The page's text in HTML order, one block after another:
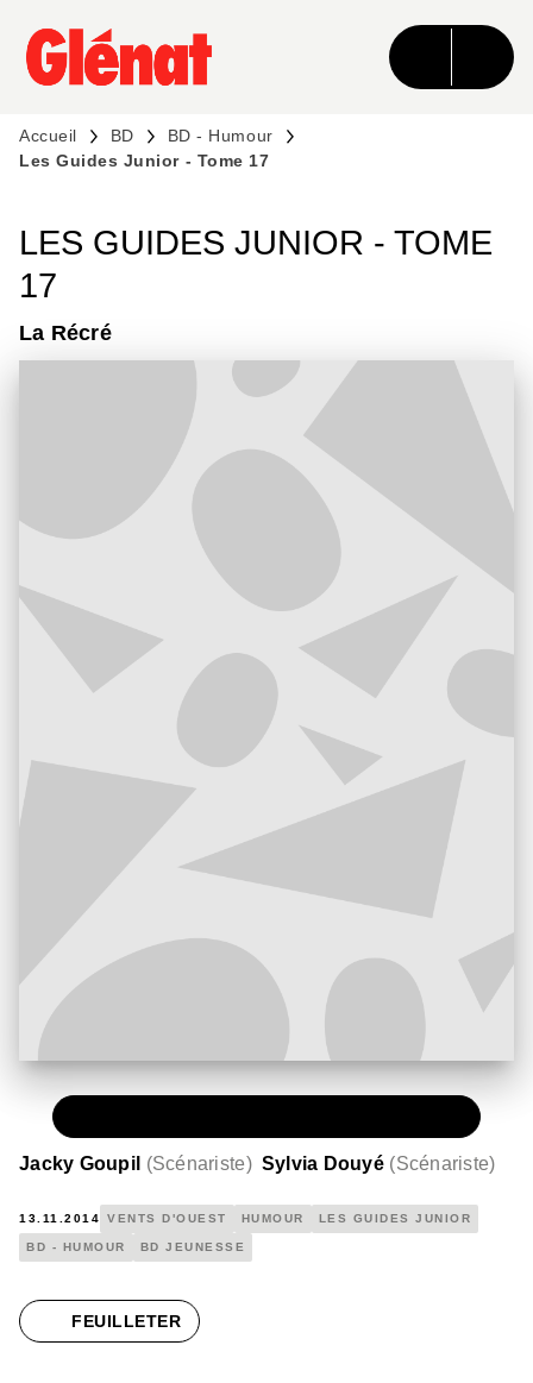
MENU RECHERCHE CONTENU
PIED DE PAGE
Accueil BD
BD - Humour
Les Guides Junior - Tome 17
LES GUIDES JUNIOR - TOME
17
La Récré
Jacky Goupil (Scénariste) Sylvia Douyé (Scénariste)
13.11.2014 VENTS D'OUEST HUMOUR LES GUIDES JUNIOR
BD - HUMOUR BD JEUNESSE
FEUILLETER